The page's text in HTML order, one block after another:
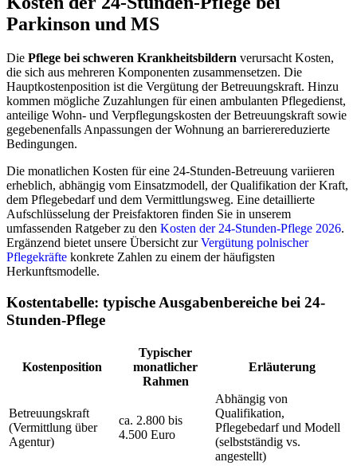
Parkinson und MS
Die Pflege bei schweren Krankheitsbildern verursacht Kosten,
die sich aus mehreren Komponenten zusammensetzen. Die
Hauptkostenposition ist die Vergütung der Betreuungskraft. Hinzu
kommen mögliche Zuzahlungen für einen ambulanten Pflegedienst,
anteilige Wohn- und Verpflegungskosten der Betreuungskraft sowie
gegebenenfalls Anpassungen der Wohnung an barrierereduzierte
Bedingungen.
Die monatlichen Kosten für eine 24-Stunden-Betreuung variieren
erheblich, abhängig vom Einsatzmodell, der Qualifikation der Kraft,
dem Pflegebedarf und dem Vermittlungsweg. Eine detaillierte
Aufschlüsselung der Preisfaktoren finden Sie in unserem
umfassenden Ratgeber zu den Kosten der 24-Stunden-Pflege 2026.
Ergänzend bietet unsere Übersicht zurVergütung polnischer
Pflegekräfte konkrete Zahlen zu einem der häufigsten
Herkunftsmodelle.
Kostentabelle: typische Ausgabenbereiche bei 24-
Stunden-Pflege
Kostenposition
Typischer
monatlicher
Rahmen
Erläuterung
Betreuungskraft
(Vermittlung über
Agentur)
ca. 2.800 bis
4.500 Euro
Abhängig von
Qualifikation,
Pflegebedarf und Modell
(selbstständig vs.
angestellt)